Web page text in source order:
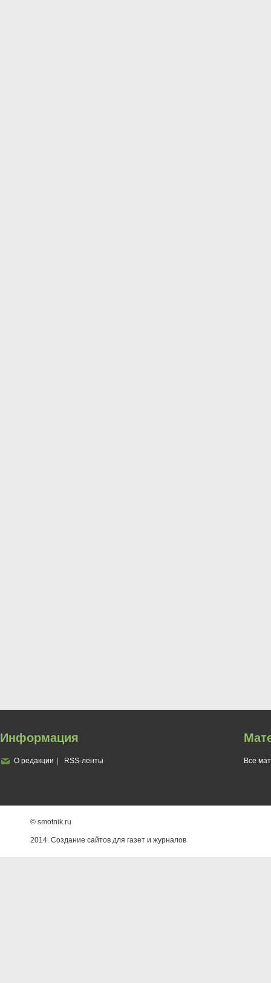
Информация
О редакции RSS-ленты Все
© smotnik.ru
2014. Создание сайтов для газет и журналов